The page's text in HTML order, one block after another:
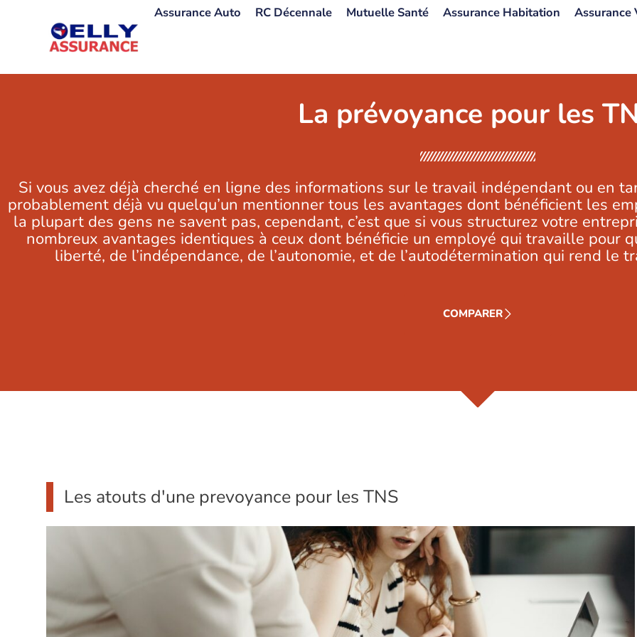
Assurance Auto RC Décennale Mutuelle Santé Assurance Habitation Assurance
La prévoyance pour les
Si vous avez déjà cherché en ligne des informations sur le travail indépendant ou en
probablement déjà vu quelqu’un mentionner tous les avantages dont bénéficient les
la plupart des gens ne savent pas, cependant, c’est que si vous structurez votre
nombreux avantages identiques à ceux dont bénéficie un employé qui travaille pour
liberté, de l’indépendance, de l’autonomie, et de l’autodétermination qui rend le
COMPARER
Les atouts d'une prevoyance pour les TNS